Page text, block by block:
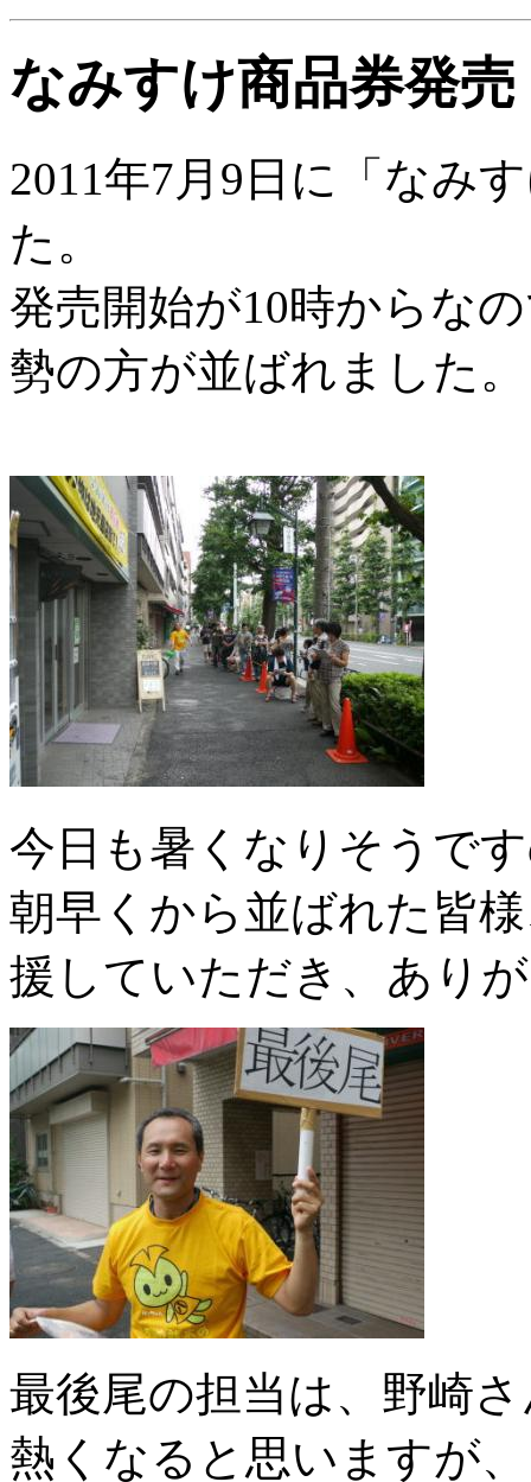
なみすけ商品券発売
2011年7月9日に「なみ
た。
発売開始が10時からな
勢の方が並ばれました。
今日も暑くなりそうで
朝早くから並ばれた皆
援していただき、あり
最後尾の担当は、野崎
熱くなると思いますが